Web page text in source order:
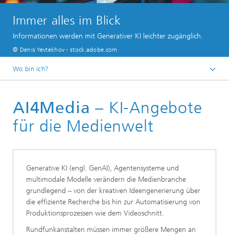
Immer alles im Blick
Informationen werden mit Generativer KI leichter zugänglich.
© Denis Yevtekhov - stock.adobe.com
Wo bin ich?
Branchen & Themen
Branchen
AI4Media – KI-Angebote
für die Medienwelt
Generative KI (engl. GenAI), Agentensysteme und
multimodale Modelle verändern die Medienbranche
grundlegend – von der kreativen Ideengenerierung über
die effiziente Recherche bis hin zur Automatisierung von
Produktionsprozessen wie dem Videoschnitt.
Rundfunkanstalten müssen immer größere Mengen an